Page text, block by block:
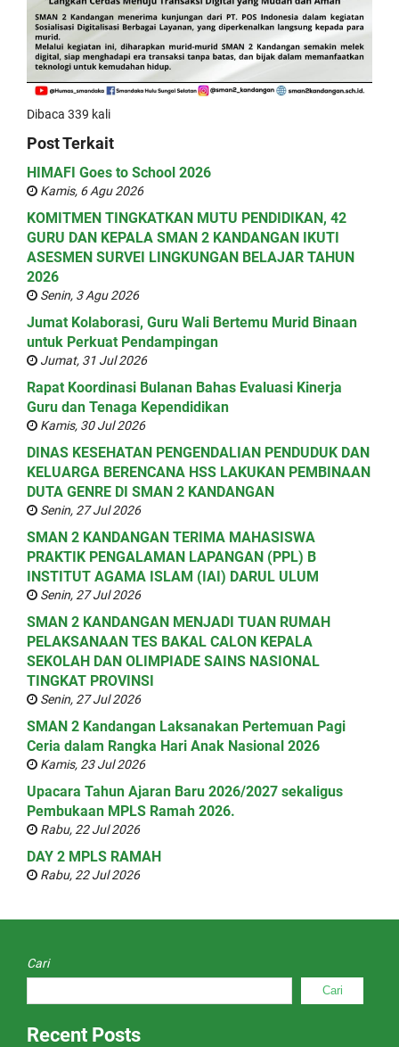
Dibaca 339 kali
Post Terkait
HIMAFI Goes to School 2026
Kamis, 6 Agu 2026
KOMITMEN TINGKATKAN MUTU PENDIDIKAN, 42
GURU DAN KEPALA SMAN 2 KANDANGAN IKUTI
ASESMEN SURVEI LINGKUNGAN BELAJAR TAHUN
2026
Senin, 3 Agu 2026
Jumat Kolaborasi, Guru Wali Bertemu Murid Binaan
untuk Perkuat Pendampingan
Jumat, 31 Jul 2026
Rapat Koordinasi Bulanan Bahas Evaluasi Kinerja
Guru dan Tenaga Kependidikan
Kamis, 30 Jul 2026
DINAS KESEHATAN PENGENDALIAN PENDUDUK DAN
KELUARGA BERENCANA HSS LAKUKAN PEMBINAAN
DUTA GENRE DI SMAN 2 KANDANGAN
Senin, 27 Jul 2026
SMAN 2 KANDANGAN TERIMA MAHASISWA
PRAKTIK PENGALAMAN LAPANGAN (PPL) B
INSTITUT AGAMA ISLAM (IAI) DARUL ULUM
Senin, 27 Jul 2026
SMAN 2 KANDANGAN MENJADI TUAN RUMAH
PELAKSANAAN TES BAKAL CALON KEPALA
SEKOLAH DAN OLIMPIADE SAINS NASIONAL
TINGKAT PROVINSI
Senin, 27 Jul 2026
SMAN 2 Kandangan Laksanakan Pertemuan Pagi
Ceria dalam Rangka Hari Anak Nasional 2026
Kamis, 23 Jul 2026
Upacara Tahun Ajaran Baru 2026/2027 sekaligus
Pembukaan MPLS Ramah 2026.
Rabu, 22 Jul 2026
DAY 2 MPLS RAMAH
Rabu, 22 Jul 2026
Cari
Cari
Recent Posts